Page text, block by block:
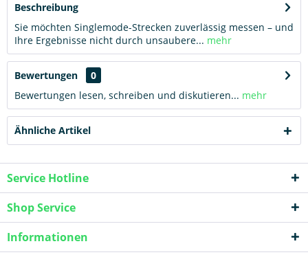
Beschreibung
Sie möchten Singlemode-Strecken zuverlässig messen – und
Ihre Ergebnisse nicht durch unsaubere... mehr
Bewertungen
0
Bewertungen lesen, schreiben und diskutieren... mehr
Ähnliche Artikel
Service Hotline
Shop Service
Informationen